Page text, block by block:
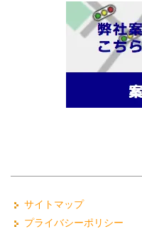
サイトマップ
プライバシーポリシー